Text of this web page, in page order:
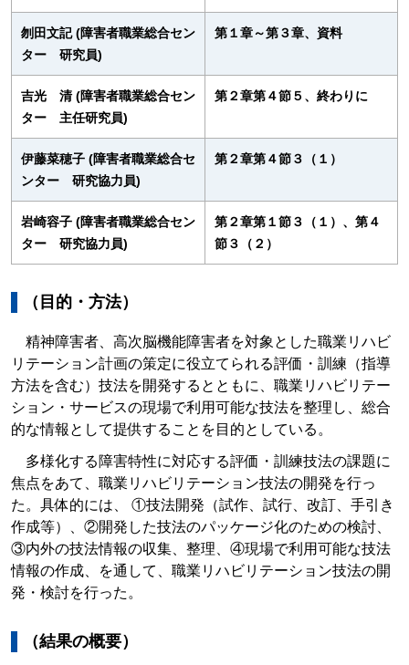
刎田文記 (障害者職業総合セン
ター 研究員)
第１章～第３章、資料
吉光 清 (障害者職業総合セン
ター 主任研究員)
第２章第４節５、終わりに
伊藤菜穂子 (障害者職業総合セ
ンター 研究協力員)
第２章第４節３（１）
岩崎容子 (障害者職業総合セン
ター 研究協力員)
第２章第１節３（１）、第４
節３（２）
（目的・方法）
精神障害者、高次脳機能障害者を対象とした職業リハビ
リテーション計画の策定に役立てられる評価・訓練（指導
方法を含む）技法を開発するとともに、職業リハビリテー
ション・サービスの現場で利用可能な技法を整理し、総合
的な情報として提供することを目的としている。
多様化する障害特性に対応する評価・訓練技法の課題に
焦点をあて、職業リハビリテーション技法の開発を行っ
た。具体的には、 ①技法開発（試作、試行、改訂、手引き
作成等）、②開発した技法のパッケージ化のための検討、
③内外の技法情報の収集、整理、④現場で利用可能な技法
情報の作成、を通して、職業リハビリテーション技法の開
発・検討を行った。
（結果の概要）